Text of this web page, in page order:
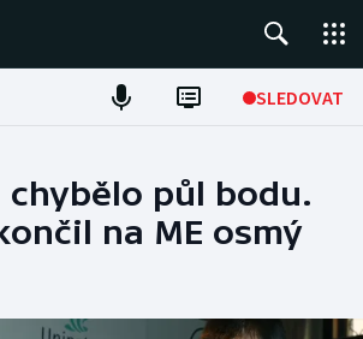
SLEDOVAT
chybělo půl bodu.
na ME osmý